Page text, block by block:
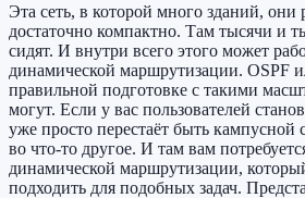
Эта сеть, в которой много зданий,
достаточно компактно. Там тысячи и
сидят. И внутри всего этого может
динамической маршрутизации. OSPF
правильной подготовке с такими
могут. Если у вас пользователей
уже просто перестаёт быть кампусной
во что-то другое. И там вам
динамической маршрутизации,
подходить для подобных задач.